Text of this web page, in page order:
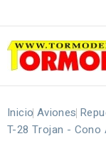
Inicio Aviones
T-28 Trojan - Cono